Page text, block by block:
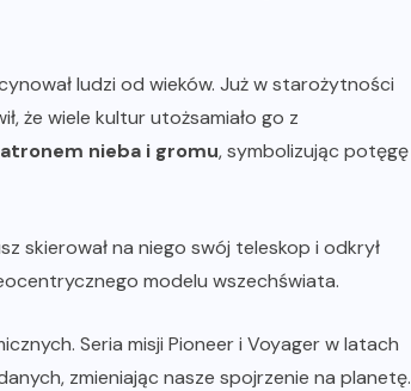
ludzi od wieków. Już w starożytności
że wiele kultur utożsamiało go z
nieba i gromu, symbolizując potęgę
skierował na niego swój teleskop i odkrył
modelu wszechświata.
Seria misji Pioneer i Voyager w latach
zmieniając nasze spojrzenie na planetę.